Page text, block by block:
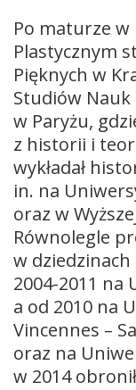
Po maturze
Plastycznym
Pięknych w
Studiów Nauk
w Paryżu,
z historii i
wykładał
in. na
oraz w
Równolegle
w
2004-2011 na
a od 2010 na
Vincennes –
oraz na
w 2014